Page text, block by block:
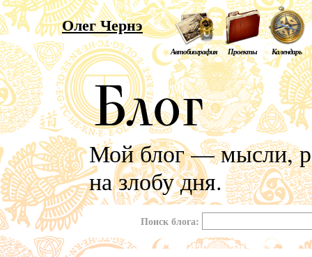
Олег Чернэ
Автобиография Проекты Календарь
Мой блог — мысли,
на злобу дня.
Поиск блога: